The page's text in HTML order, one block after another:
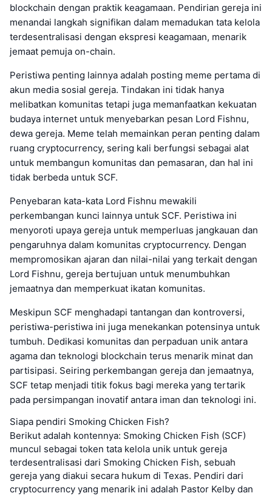
blockchain dengan praktik keagamaan. Pendirian gereja ini
menandai langkah signifikan dalam memadukan tata kelola
terdesentralisasi dengan ekspresi keagamaan, menarik
jemaat pemuja on-chain.
Peristiwa penting lainnya adalah posting meme pertama di
akun media sosial gereja. Tindakan ini tidak hanya
melibatkan komunitas tetapi juga memanfaatkan kekuatan
budaya internet untuk menyebarkan pesan Lord Fishnu,
dewa gereja. Meme telah memainkan peran penting dalam
ruang cryptocurrency, sering kali berfungsi sebagai alat
untuk membangun komunitas dan pemasaran, dan hal ini
tidak berbeda untuk SCF.
Penyebaran kata-kata Lord Fishnu mewakili
perkembangan kunci lainnya untuk SCF. Peristiwa ini
menyoroti upaya gereja untuk memperluas jangkauan dan
pengaruhnya dalam komunitas cryptocurrency. Dengan
mempromosikan ajaran dan nilai-nilai yang terkait dengan
Lord Fishnu, gereja bertujuan untuk menumbuhkan
jemaatnya dan memperkuat ikatan komunitas.
Meskipun SCF menghadapi tantangan dan kontroversi,
peristiwa-peristiwa ini juga menekankan potensinya untuk
tumbuh. Dedikasi komunitas dan perpaduan unik antara
agama dan teknologi blockchain terus menarik minat dan
partisipasi. Seiring perkembangan gereja dan jemaatnya,
SCF tetap menjadi titik fokus bagi mereka yang tertarik
pada persimpangan inovatif antara iman dan teknologi ini.
Siapa pendiri Smoking Chicken Fish?
Berikut adalah kontennya: Smoking Chicken Fish (SCF)
muncul sebagai token tata kelola unik untuk gereja
terdesentralisasi dari Smoking Chicken Fish, sebuah
gereja yang diakui secara hukum di Texas. Pendiri dari
cryptocurrency yang menarik ini adalah Pastor Kelby dan